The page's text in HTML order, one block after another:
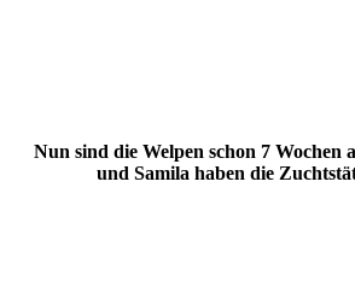
Nun sind die Welpen schon 7 Wochen
und Samila haben die